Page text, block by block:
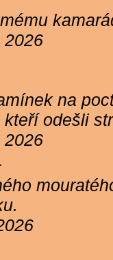
2026
na
odešli
2026